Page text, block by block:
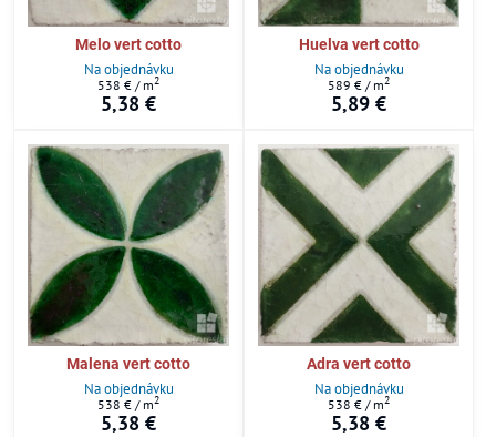
Melo vert cotto
Na objednávku
5,38 €
538 € / m2
Huelva vert cotto
Na objednávku
5,89 €
589 € / m2
Malena vert cotto
Na objednávku
5,38 €
538 € / m2
Adra vert cotto
Na objednávku
5,38 €
538 € / m2